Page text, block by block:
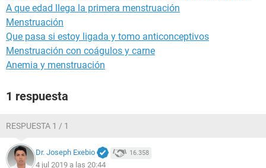
A que edad llega la primera menstruación
Menstruación
Que pasa si estoy ligada y tomo anticonceptivos
Menstruación con coágulos y carne
Anemia y menstruación
1 respuesta
RESPUESTA 1 / 1
Dr. Joseph Exebio 16.358
4 jul 2019 a las 20:44